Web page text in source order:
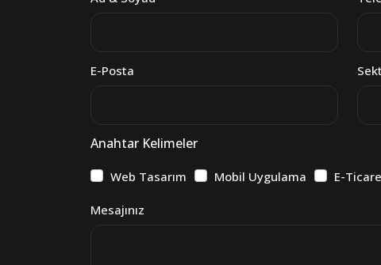
E-Posta
Anahtar Kelimeler
Web Tasarım Mobil Uygulama E-
Mesajınız